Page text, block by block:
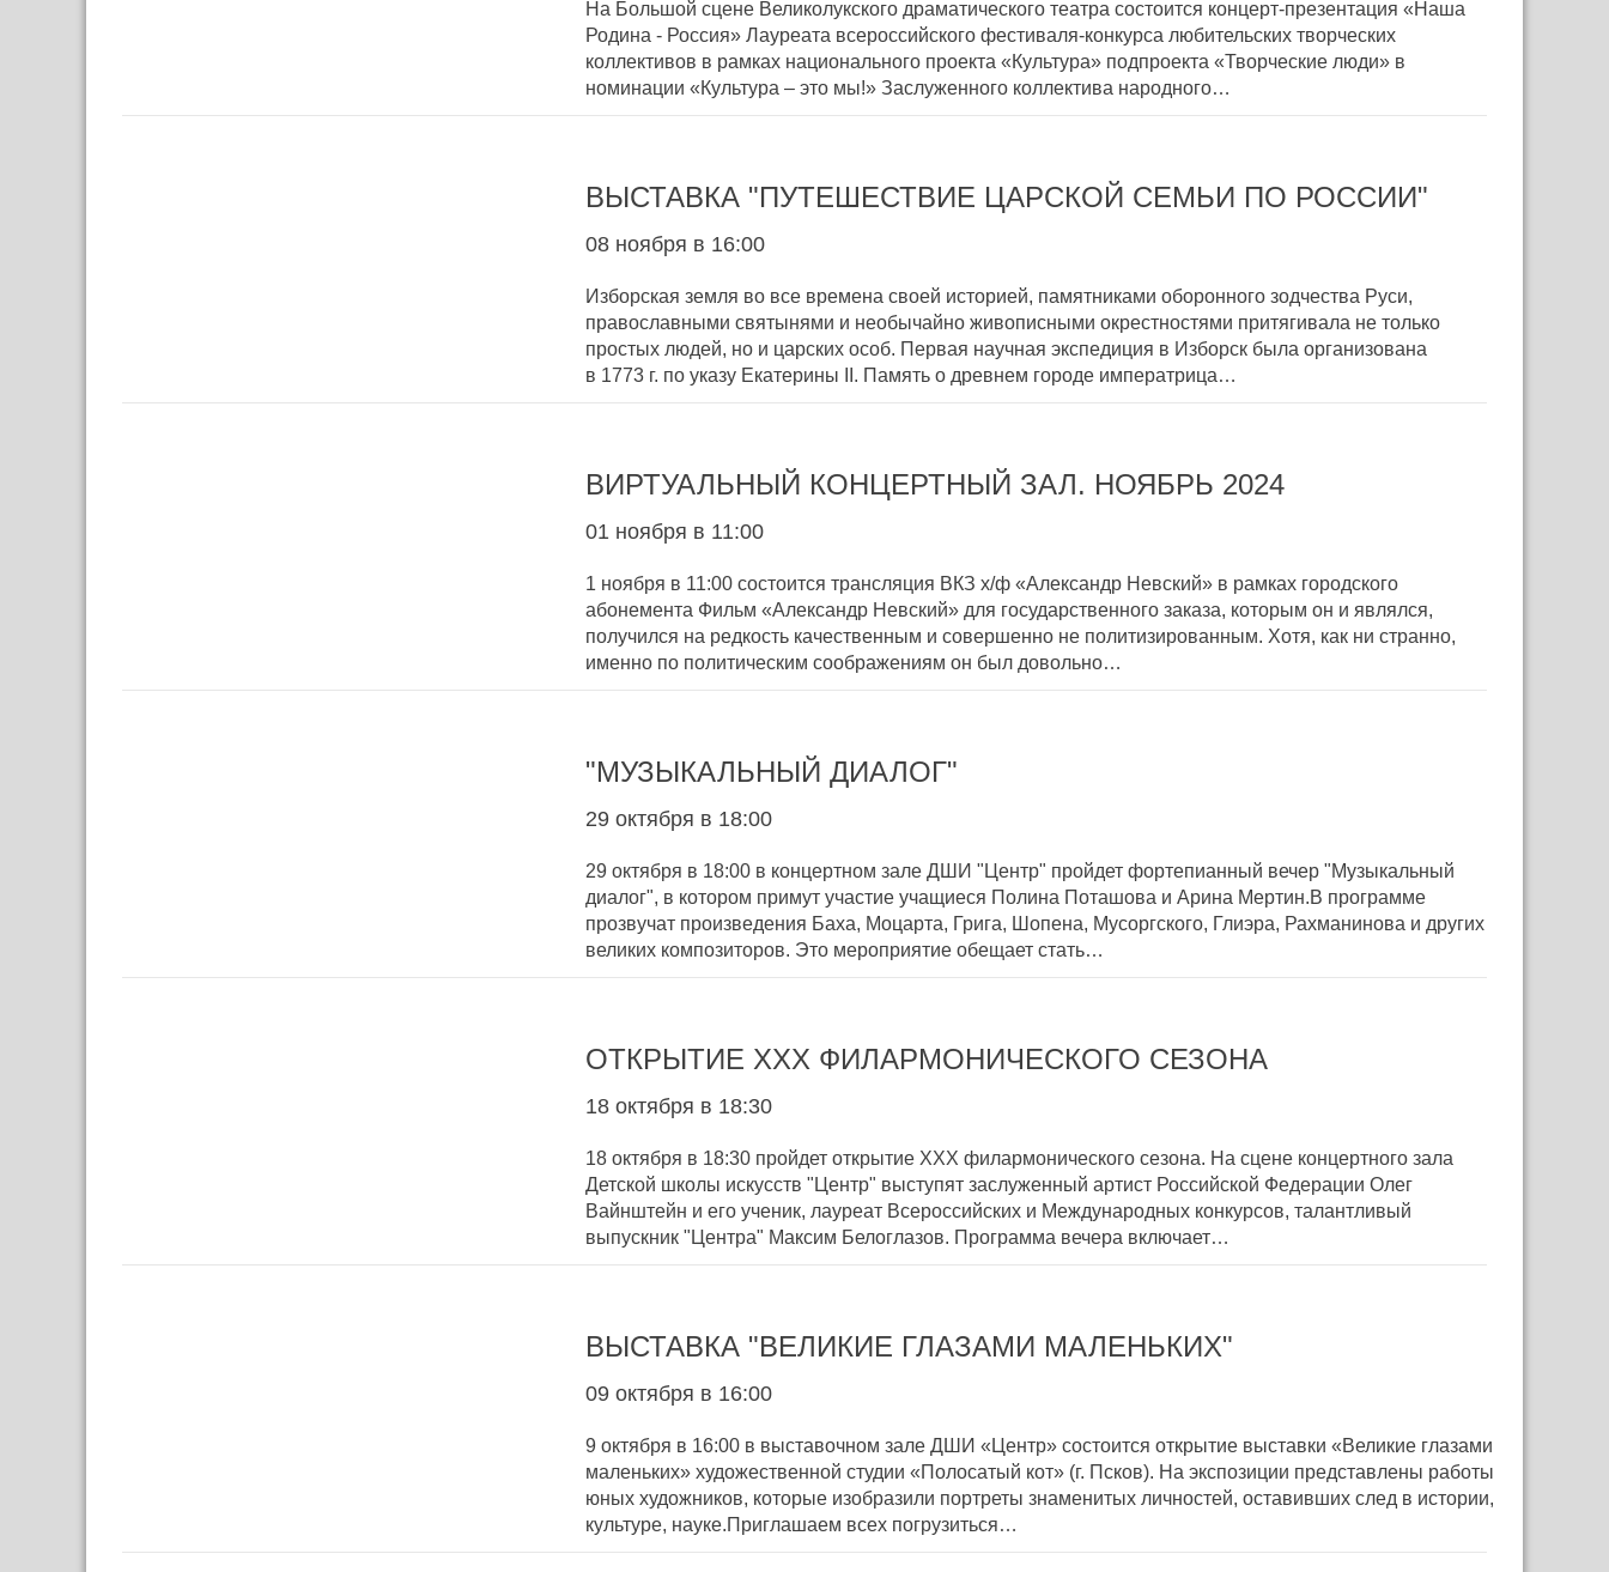
На Большой сцене Великолукского драматического театра состоится концерт-презентация «Наша
Родина - Россия» Лауреата всероссийского фестиваля-конкурса любительских творческих
коллективов в рамках национального проекта «Культура» подпроекта «Творческие люди» в
номинации «Культура – это мы!» Заслуженного коллектива народного…
ВЫСТАВКА "ПУТЕШЕСТВИЕ ЦАРСКОЙ СЕМЬИ ПО РОССИИ"
08 ноября в 16:00
Изборская земля во все времена своей историей, памятниками оборонного зодчества Руси,
православными святынями и необычайно живописными окрестностями притягивала не только
простых людей, но и царских особ. Первая научная экспедиция в Изборск была организована
в 1773 г. по указу Екатерины II. Память о древнем городе императрица…
ВИРТУАЛЬНЫЙ КОНЦЕРТНЫЙ ЗАЛ. НОЯБРЬ 2024
01 ноября в 11:00
1 ноября в 11:00 состоится трансляция ВКЗ х/ф «Александр Невский» в рамках городского
абонемента Фильм «Александр Невский» для государственного заказа, которым он и являлся,
получился на редкость качественным и совершенно не политизированным. Хотя, как ни странно,
именно по политическим соображениям он был довольно…
"МУЗЫКАЛЬНЫЙ ДИАЛОГ"
29 октября в 18:00
29 октября в 18:00 в концертном зале ДШИ "Центр" пройдет фортепианный вечер "Музыкальный
диалог", в котором примут участие учащиеся Полина Поташова и Арина Мертин.В программе
прозвучат произведения Баха, Моцарта, Грига, Шопена, Мусоргского, Глиэра, Рахманинова и других
великих композиторов. Это мероприятие обещает стать…
ОТКРЫТИЕ XXX ФИЛАРМОНИЧЕСКОГО СЕЗОНА
18 октября в 18:30
18 октября в 18:30 пройдет открытие XXX филармонического сезона. На сцене концертного зала
Детской школы искусств "Центр" выступят заслуженный артист Российской Федерации Олег
Вайнштейн и его ученик, лауреат Всероссийских и Международных конкурсов, талантливый
выпускник "Центра" Максим Белоглазов. Программа вечера включает…
ВЫСТАВКА "ВЕЛИКИЕ ГЛАЗАМИ МАЛЕНЬКИХ"
09 октября в 16:00
9 октября в 16:00 в выставочном зале ДШИ «Центр» состоится открытие выставки «Великие глазами
маленьких» художественной студии «Полосатый кот» (г. Псков). На экспозиции представлены работы
юных художников, которые изобразили портреты знаменитых личностей, оставивших след в истории,
культуре, науке.Приглашаем всех погрузиться…